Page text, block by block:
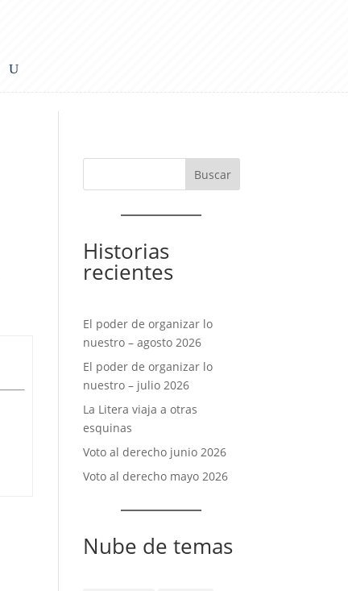
Historias
recientes
El poder de organizar lo
nuestro – agosto 2026
El poder de organizar lo
nuestro – julio 2026
La Litera viaja a otras
esquinas
Voto al derecho junio 2026
Voto al derecho mayo 2026
Nube de temas